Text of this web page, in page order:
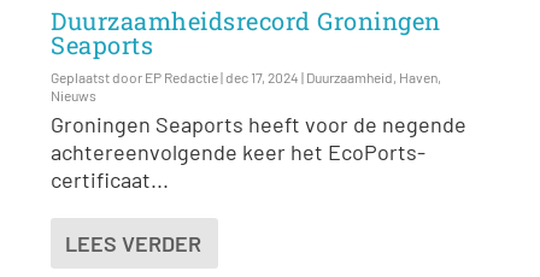
Duurzaamheidsrecord Groningen
Seaports
Geplaatst door EP Redactie|dec 17, 2024 | Duurzaamheid, Haven,
Nieuws
Groningen Seaports heeft voor de negende
achtereenvolgende keer het EcoPorts-
certificaat...
LEES VERDER